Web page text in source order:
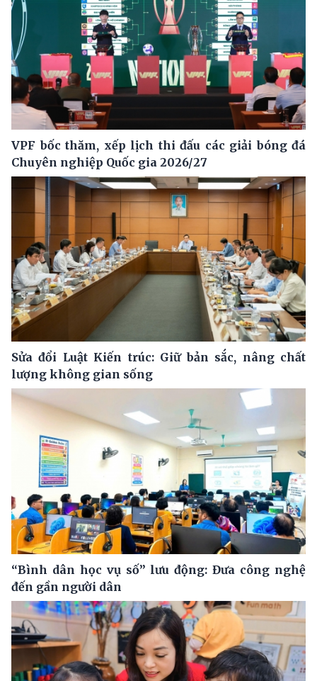
VPF bốc thăm, xếp lịch thi đấu các giải bóng đá
Chuyên nghiệp Quốc gia 2026/27
Sửa đổi Luật Kiến trúc: Giữ bản sắc, nâng chất
lượng không gian sống
“Bình dân học vụ số” lưu động: Đưa công nghệ
đến gần người dân